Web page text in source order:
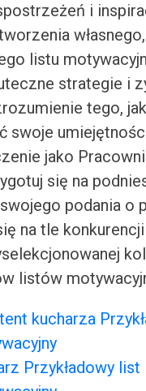
i
własnego,
listu
strategie i
tego, jak
swoje
jako
się na
podania o
na tle
listów
kucharza
Przykładowy list